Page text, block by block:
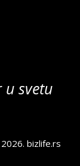
u svetu
bizlife.rs